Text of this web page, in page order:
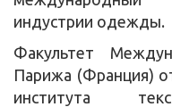
индустрии одежды.
Факультет
Парижа (Франция)
института